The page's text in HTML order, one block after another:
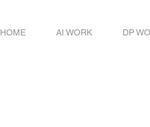
HOME AI WORK DP